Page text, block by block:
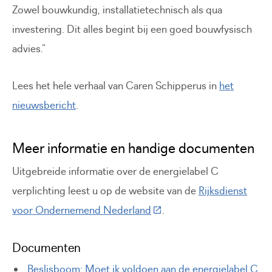
Zowel bouwkundig, installatietechnisch als qua
investering. Dit alles begint bij een goed bouwfysisch
advies.”
Lees het hele verhaal van Caren Schipperus in het
nieuwsbericht.
Meer informatie en handige documenten
Uitgebreide informatie over de energielabel C
verplichting leest u op de website van de Rijksdienst
voor Ondernemend Nederland (Deze link gaat naar een
.
Documenten
Beslisboom: Moet ik voldoen aan de energielabel C